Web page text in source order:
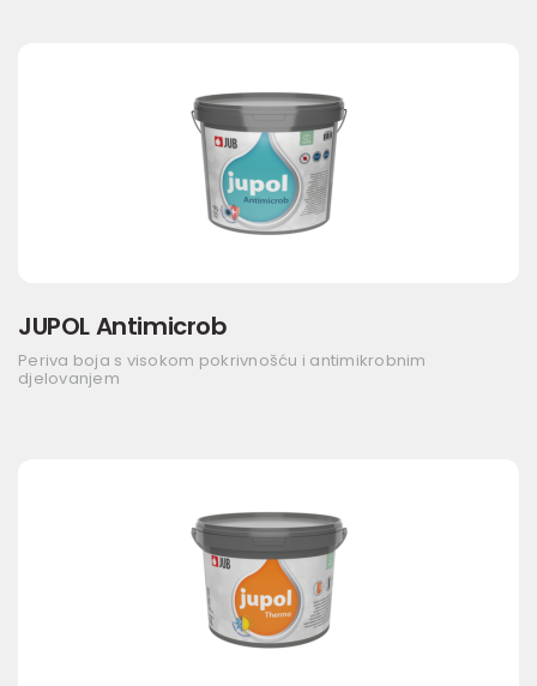
JUPOL Antimicrob
Periva boja s visokom pokrivnošću i antimikrobnim
djelovanjem